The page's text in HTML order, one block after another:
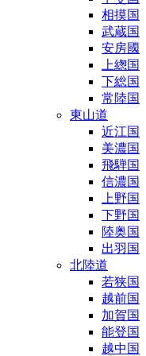
相摸国
武蔵国
安房國
上緫国
下総国
常陸国
東山道
近江国
美濃国
飛騨国
信濃国
上野国
下野国
陸奥国
出羽国
北陸道
若狭国
越前国
加賀国
能登国
越中国